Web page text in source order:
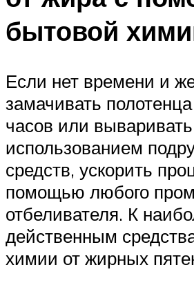
бытовой
Если нет времени и
замачивать
часов или
использованием
средств, ускорить
помощью любого
отбеливателя. К
действенным
химии от жирных